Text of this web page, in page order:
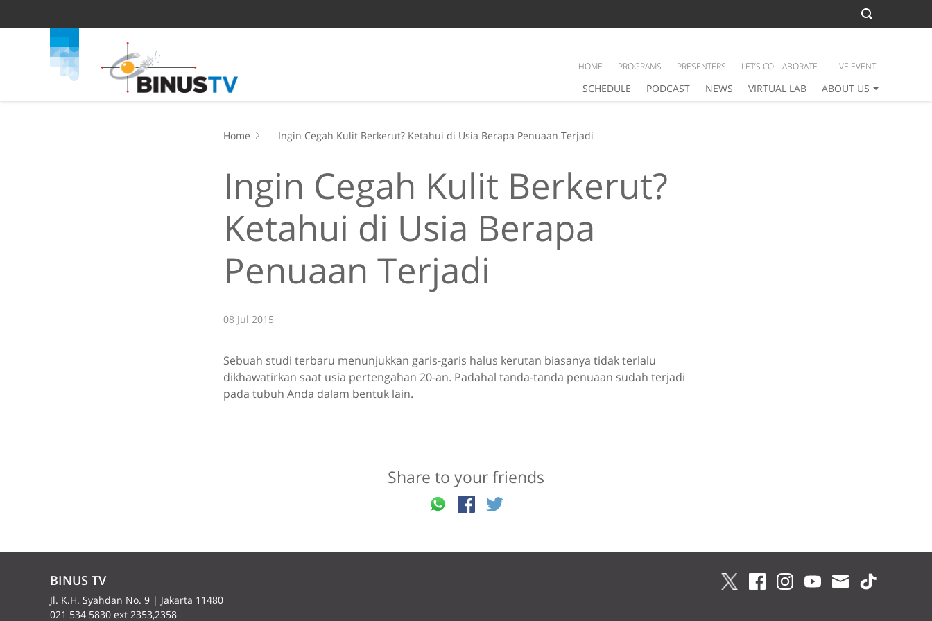
SCHEDULE PODCAST NEWS VIRTUAL LAB ABOUT US
HOME PROGRAMS PRESENTERS LET’S COLLABORATE LIVE EVENT
Home Ingin Cegah Kulit Berkerut? Ketahui di Usia Berapa Penuaan Terjadi
Ingin Cegah Kulit Berkerut?
Ketahui di Usia Berapa
Penuaan Terjadi
08 Jul 2015
Sebuah studi terbaru menunjukkan garis-garis halus kerutan biasanya tidak terlalu
dikhawatirkan saat usia pertengahan 20-an. Padahal tanda-tanda penuaan sudah terjadi
pada tubuh Anda dalam bentuk lain.
Share to your friends
BINUS TV
Jl. K.H. Syahdan No. 9 | Jakarta 11480
021 534 5830 ext 2353,2358